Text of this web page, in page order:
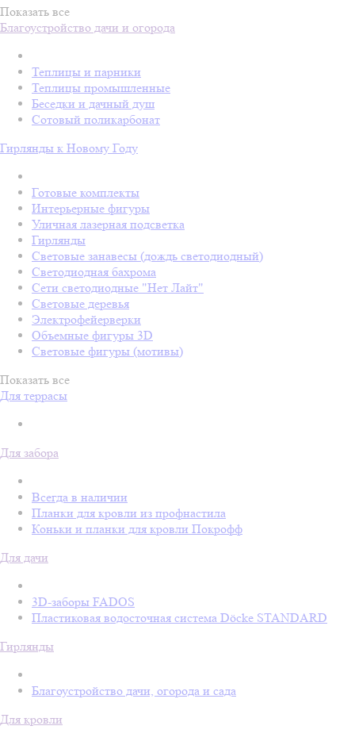
Показать все
Благоустройство дачи и огорода
Теплицы и парники
Теплицы промышленные
Беседки и дачный душ
Сотовый поликарбонат
Гирлянды к Новому Году
Готовые комплекты
Интерьерные фигуры
Уличная лазерная подсветка
Гирлянды
Световые занавесы (дождь светодиодный)
Светодиодная бахрома
Сети светодиодные "Нет Лайт"
Световые деревья
Электрофейерверки
Объемные фигуры 3D
Световые фигуры (мотивы)
Показать все
Для террасы
Для забора
Всегда в наличии
Планки для кровли из профнастила
Коньки и планки для кровли Покрофф
Для дачи
3D-заборы FADOS
Пластиковая водосточная система Döcke STANDARD
Гирлянды
Благоустройство дачи, огорода и сада
Для кровли